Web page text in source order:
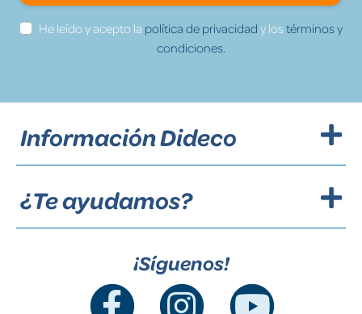
He leído y acepto la política de privacidad y lostérminos y
condiciones.
Información Dideco
¿Te ayudamos?
¡Síguenos!